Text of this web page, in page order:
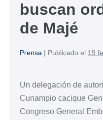
buscan
de Majé
Prensa | Publicado el 19
Un delegación de
Cunampio cacique
Congreso General